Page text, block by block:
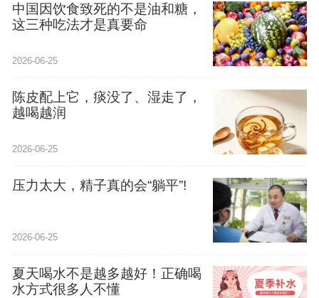
中国因饮食致死的不是油和糖，
这三种吃法才是真要命
2026-06-25
陈皮配上它，痰没了、湿走了，
越喝越润
2026-06-25
压力太大，精子真的会“躺平”!
2026-06-25
夏天喝水不是越多越好！正确喝
水方式很多人不懂